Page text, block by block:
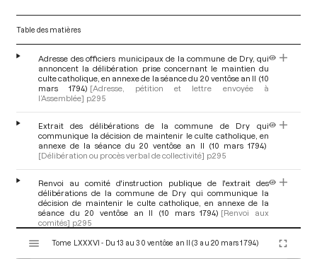
Table des matières
Adresse des officiers municipaux de la commune de Dry, qui
annoncent la délibération prise concernant le maintien du
culte catholique, en annexe de la séance du 20 ventôse an II (10
mars 1794) [Adresse, pétition et lettre envoyée à
l’Assemblée] p.295
Extrait des délibérations de la commune de Dry qui
communique la décision de maintenir le culte catholique, en
annexe de la séance du 20 ventôse an II (10 mars 1794)
[Délibération ou procès verbal de collectivité] p.295
Renvoi au comité d'instruction publique de l'extrait des
délibérations de la commune de Dry qui communique la
décision de maintenir le culte catholique, en annexe de la
séance du 20 ventôse an II (10 mars 1794) [Renvoi aux
comités] p.295
Tome LXXXVI - Du 13 au 30 ventôse an II (3 au 20 mars 1794)